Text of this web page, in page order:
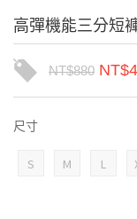
高彈機能三分短
NT$880 NT$
尺寸
S M L